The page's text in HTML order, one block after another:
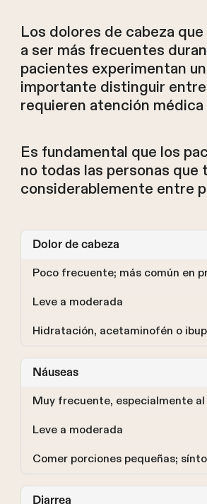
Los dolores de cabeza
a ser más frecuentes
pacientes experimentan
importante distinguir
requieren atención
Es fundamental que los
no todas las personas
considerablemente entre
Dolor de cabeza
Poco frecuente; más común en
Leve a moderada
Hidratación, acetaminofén o
Náuseas
Muy frecuente, especialmente
Leve a moderada
Comer porciones pequeñas;
Diarrea